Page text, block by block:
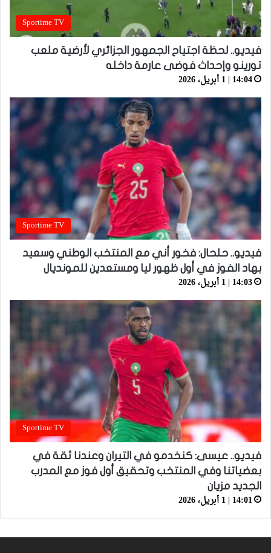
Sportime TV
فيديو.. لحظة اجتياح الجمهور الجزائري لأرضية ملعب
تورينو وإحداث فوضى عارمة داخله
14:04 | 1 أبريل، 2026
Sportime TV
فيديو.. حلحال: فخور أني مع المنتخب الوطني وسعيد
بهاد الفوز في أول ظهور ليا ومستعدين للمونديال
14:03 | 1 أبريل، 2026
Sportime TV
فيديو.. عيسى: كنخدمو في التيران وعندنا ثقة في
بعضياتنا وفي المنتخب وتحقيق أول فوز مع المدرب
الجديد مزيان
14:01 | 1 أبريل، 2026